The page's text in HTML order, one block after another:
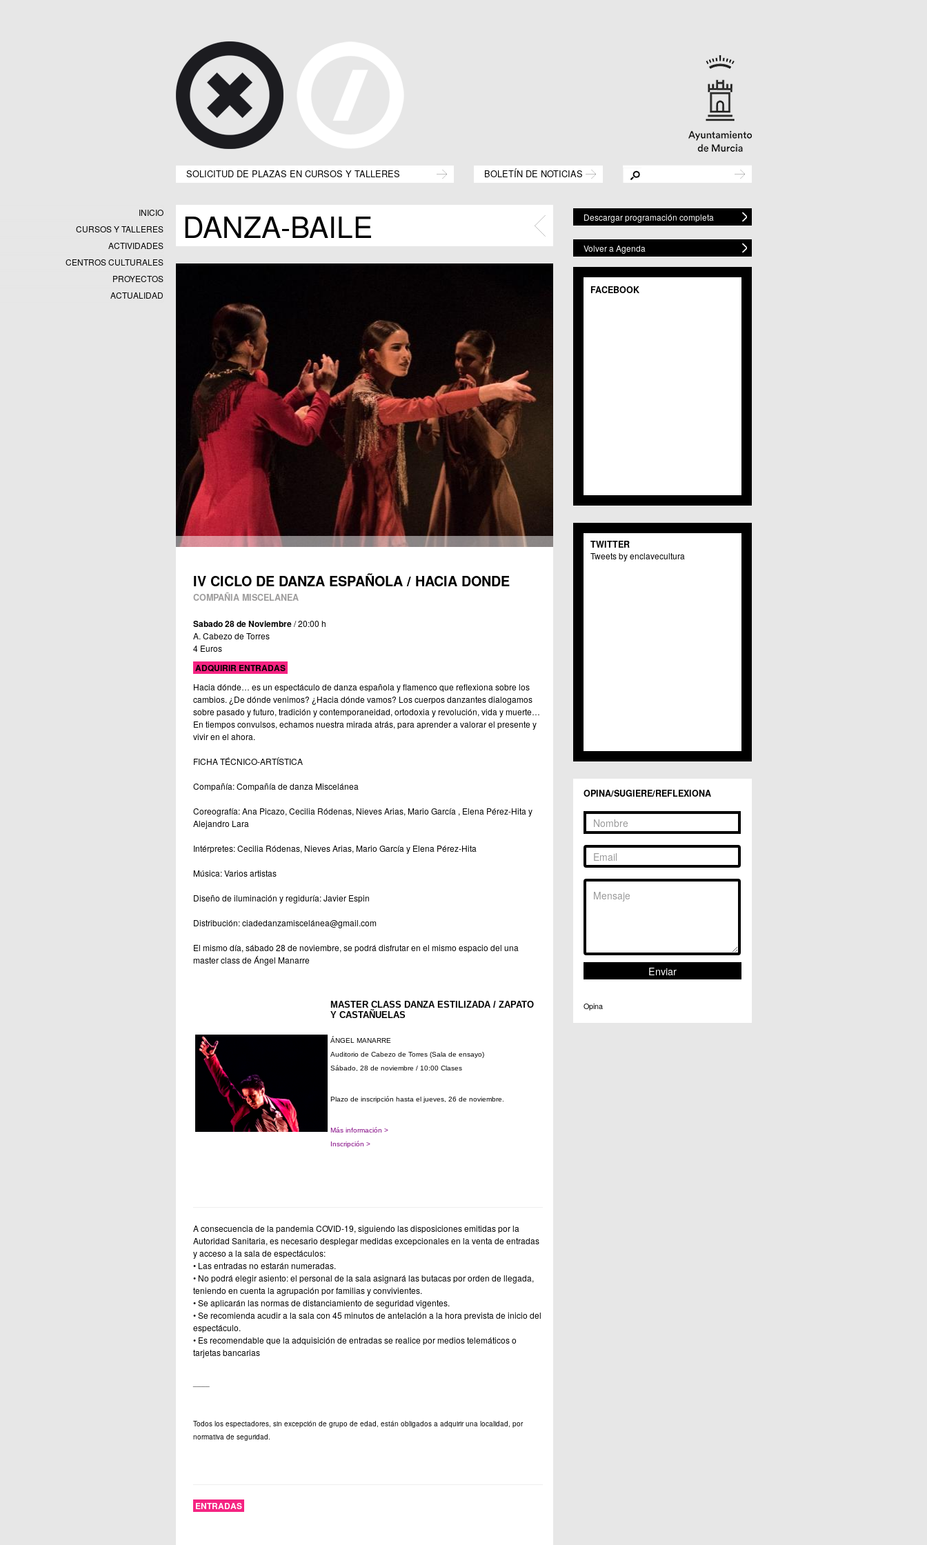
SOLICITUD DE PLAZAS EN CURSOS Y TALLERES BOLETÍN DE NOTICIAS
INICIO
CURSOS Y TALLERES
ACTIVIDADES
CENTROS CULTURALES
Equipamientos
PROYECTOS
Exposiciones
ACTUALIDAD
DANZA-BAILE
IV CICLO DE DANZA ESPAÑOLA / HACIA DONDE
COMPAÑIA MISCELANEA
Sabado 28 de Noviembre/ 20:00 h
A. Cabezo de Torres
4 Euros
ADQUIRIR ENTRADAS
Hacia dónde… es un espectáculo de danza española y flamenco que reflexiona sobre los
cambios. ¿De dónde venimos? ¿Hacia dónde vamos? Los cuerpos danzantes dialogamos
sobre pasado y futuro, tradición y contemporaneidad, ortodoxia y revolución, vida y muerte…
En tiempos convulsos, echamos nuestra mirada atrás, para aprender a valorar el presente y
vivir en el ahora.
FICHA TÉCNICO-ARTÍSTICA
Compañía: Compañía de danza Miscelánea
Coreografía: Ana Picazo, Cecilia Ródenas, Nieves Arias, Mario García , Elena Pérez-Hita y
Alejandro Lara
Intérpretes: Cecilia Ródenas, Nieves Arias, Mario García y Elena Pérez-Hita
Música: Varios artistas
Diseño de iluminación y regiduría: Javier Espin
Distribución: ciadedanzamiscelánea@gmail.com
El mismo día, sábado 28 de noviembre, se podrá disfrutar en el mismo espacio del una
master class de Ángel Manarre
MASTER CLASS DANZA ESTILIZADA / ZAPATO
Y CASTAÑUELAS
ÁNGEL MANARRE
Auditorio de Cabezo de Torres (Sala de ensayo)
Sábado, 28 de noviembre / 10:00 Clases
Plazo de inscripción hasta el jueves, 26 de noviembre.
Más información >
Inscripción >
A consecuencia de la pandemia COVID-19, siguiendo las disposiciones emitidas por la
Autoridad Sanitaria, es necesario desplegar medidas excepcionales en la venta de entradas
y acceso a la sala de espectáculos:
• Las entradas no estarán numeradas.
• No podrá elegir asiento: el personal de la sala asignará las butacas por orden de llegada,
teniendo en cuenta la agrupación por familias y convivientes.
• Se aplicarán las normas de distanciamiento de seguridad vigentes.
• Se recomienda acudir a la sala con 45 minutos de antelación a la hora prevista de inicio del
espectáculo.
• Es recomendable que la adquisición de entradas se realice por medios telemáticos o
tarjetas bancarias
Todos los espectadores, sin excepción de grupo de edad, están obligados a adquirir una localidad, por
normativa de seguridad.
ENTRADAS
Descargar programación completa
Volver a Agenda
FACEBOOK
TWITTER
Tweets by enclavecultura
OPINA/SUGIERE/REFLEXIONA
Opina